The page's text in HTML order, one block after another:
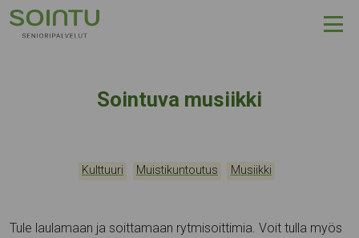
Hyppää sisältöön
Sointuva musiikki
Tapahtumapaikka:
Kategoriat:
Kulttuuri Muistikuntoutus Musiikki
Tule laulamaan ja soittamaan rytmisoittimia. Voit tulla myös